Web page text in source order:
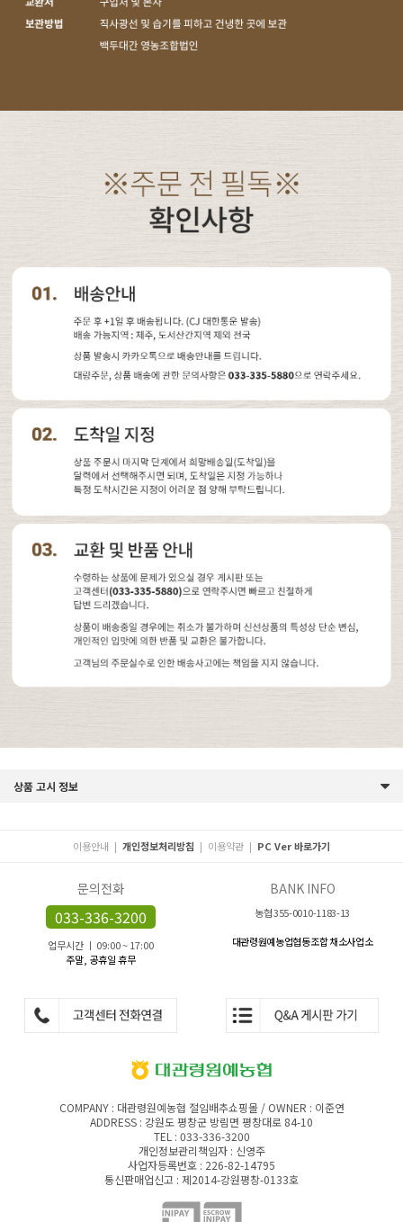
상품 고시 정보
이용안내 | 개인정보처리방침 | 이용약관 | PC Ver 바로가기
문의전화
033-336-3200
업무시간 ㅣ 09:00 ~ 17:00
주말, 공휴일 휴무
BANK INFO
농협 355-0010-1183-13
대관령원예농업협동조합 채소사업소
COMPANY : 대관령원예농협 절임배추쇼핑몰 / OWNER : 이준연
ADDRESS : 강원도 평창군 방림면 평창대로 84-10
TEL : 033-336-3200
개인정보관리책임자 : 신영주
사업자등록번호 : 226-82-14795
통신판매업신고 : 제2014-강원평창-0133호